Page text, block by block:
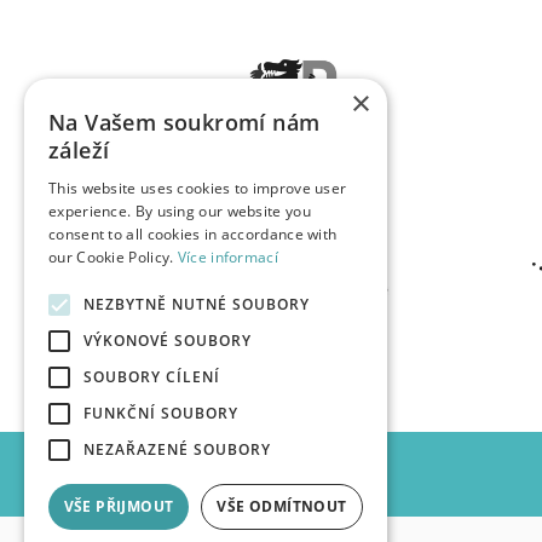
×
Na Vašem soukromí nám
záleží
This website uses cookies to improve user
experience. By using our website you
consent to all cookies in accordance with
our Cookie Policy. Více informací
NEZBYTNĚ NUTNÉ SOUBORY
VÝKONOVÉ SOUBORY
SOUBORY CÍLENÍ
FUNKČNÍ SOUBORY
NEZAŘAZENÉ SOUBORY
VŠE PŘIJMOUT VŠE ODMÍTNOUT